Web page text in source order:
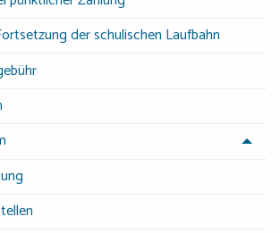
der schulischen Laufbahn